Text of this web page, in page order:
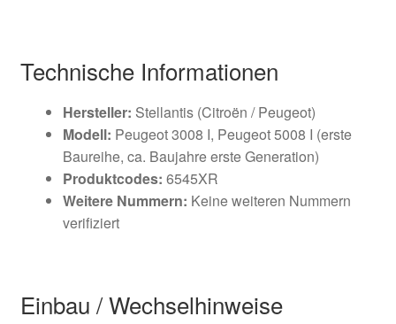
Technische Informationen
Hersteller: Stellantis (Citroën / Peugeot)
Modell: Peugeot 3008 I, Peugeot 5008 I (erste
Baureihe, ca. Baujahre erste Generation)
Produktcodes: 6545XR
Weitere Nummern: Keine weiteren Nummern
verifiziert
Einbau / Wechselhinweise